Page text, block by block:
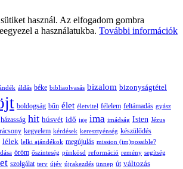
használ. Az elfogadom gombra
a használatukba. További információk
áldás béke bibliaolvasás bizalom bizonyságtétel
boldogság bűn élet életvitel félelem feltámadás gyász
házasság hit húsvét idő ige ima imádság Isten Jézus
kegyelem kérdések keresztyénség készülődés
lélek lelki ajándékok megújulás mission (im)possible?
öröm őszinteség pünkösd reformáció remény segítség
szolgálat terv újév újrakezdés ünnep út változás